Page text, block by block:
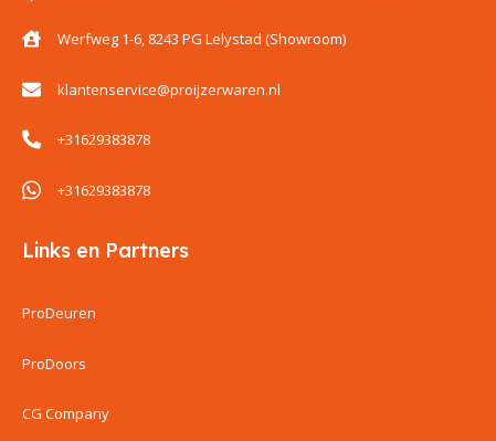
Werfweg 1-6, 8243 PG Lelystad (Showroom)
klantenservice@proijzerwaren.nl
+31629383878
+31629383878
Links en Partners
ProDeuren
ProDoors
CG Company